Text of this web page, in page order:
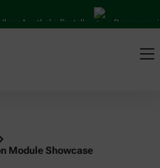
Apotheke Bestellen Bequem
Module Showcase